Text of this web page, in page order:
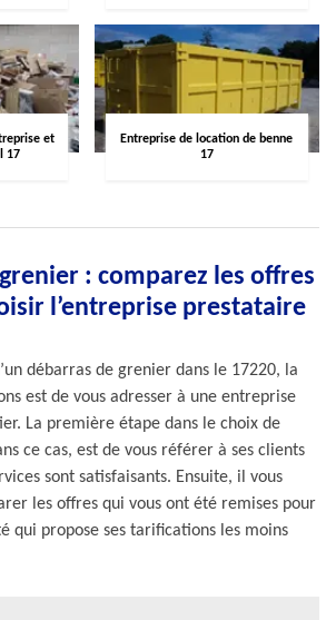
et
17
Entreprise de location de benne
17
: comparez les offres
l’entreprise prestataire
débarras de grenier dans le 17220, la
est de vous adresser à une entreprise
La première étape dans le choix de
ce cas, est de vous référer à ses clients
sont satisfaisants. Ensuite, il vous
les offres qui vous ont été remises pour
qui propose ses tarifications les moins